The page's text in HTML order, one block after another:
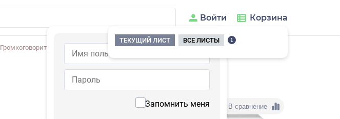
Войти
Запомнить меня
Корзина
ТЕКУЩИЙ ЛИСТ
ВСЕ ЛИСТЫ
Громкоговорители
В сравнение